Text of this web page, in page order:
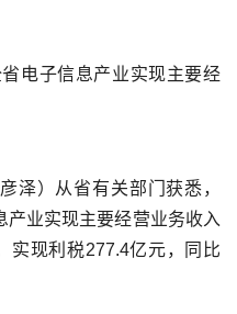
业实现主要经营业务收入
实现利税277.4亿元，同比